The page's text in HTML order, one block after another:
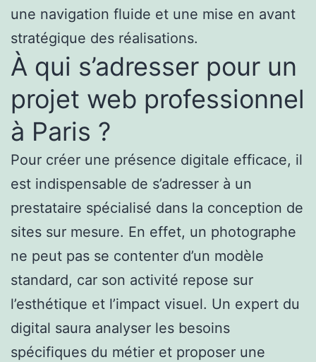
une navigation fluide et une mise en avant
stratégique des réalisations.
À qui s’adresser pour un
projet web professionnel
à Paris ?
Pour créer une présence digitale efficace, il
est indispensable de s’adresser à un
prestataire spécialisé dans la conception de
sites sur mesure. En effet, un photographe
ne peut pas se contenter d’un modèle
standard, car son activité repose sur
l’esthétique et l’impact visuel. Un expert du
digital saura analyser les besoins
spécifiques du métier et proposer une